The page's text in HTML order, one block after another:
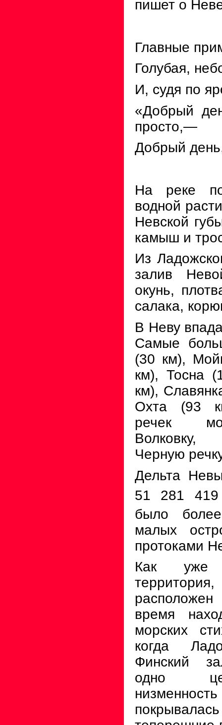
пишет о
Главные
Голубая,
И, судя по
«Добрый
просто,—
Добрый
На реке
водной
Невской
камыш и
Из
залив
окунь,
салака,
В Неву
Самые
(30 км),
км), Тосна
км),
Охта (93
речек
Волковку,
Черную
Дельта
51 281 419
было
малых
протоками
Как уже
расположен
время
морских
когда
Финский
одно